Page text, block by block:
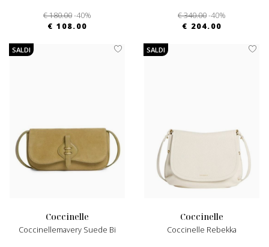
€ 180.00-40%
€ 108.00
€ 340.00-40%
€ 204.00
SALDI
coccinelle
Coccinellemavery Suede Bi
SALDI
coccinelle
Coccinelle Rebekka